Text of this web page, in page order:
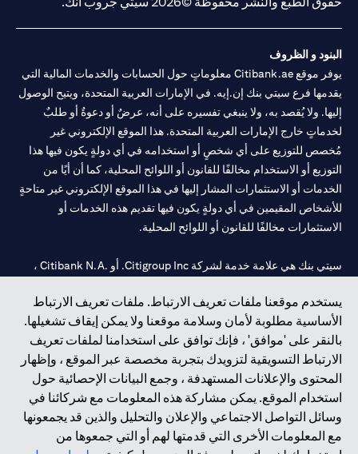
يستخدم موقعنا ملفات تعريف الارتباط. ملفات تعريف الارتباط
الأساسية مطلوبة لأمان وسلامة موقعنا ولا يمكن إيقاف تشغيلها.
بالنقر على 'موافق' ، فإنك توافق على استخدامنا لملفات تعريف
الارتباط التسويقية لتزويدك بتجربة مخصصة عبر الموقع ، وإظهار
المحتوى والإعلانات المستهدفة ، وجمع البيانات الإحصائية حول
استخدام الموقع. يمكن مشاركة هذه المعلومات مع شركائنا في
وسائل التواصل الاجتماعي والإعلان والتحليل والذين قد يجمعونها
مع المعلومات الأخرى التي قدمتها لهم أو التي جمعوها من
البنود و الظروف
يوفر موقع Citibank.ae معلوماتٍ حول الحسابات والخدمات المالية التي
يقدمها فرع سيتي بنك إن.إيه. في الإمارات العربية المتحدة، ويتيح الوصول
إليها. ولا يُقصد به، ولا ينبغي تفسيره على أنه، عرضٌ أو دعوةٌ أو طلبٌ
لخدماتٍ خارج الإمارات العربية المتحدة. هذا الموقع الإلكتروني غير
مُخصص للتوزيع على أي شخصٍ أو استخدامه في أي دولةٍ يكون فيها هذا
التوزيع أو الاستخدام مخالفًا للقانون أو اللوائح المحلية، كما أن أيًا من
الخدمات أو الاستثمارات المشار إليها في هذا الموقع الإلكتروني غير متاحةٍ
للأشخاص المقيمين في أي دولةٍ يكون فيها تقديم هذه الخدمات أو
الاستثمارات مخالفًا للقانون أو اللوائح المحلية.
سيتي بنك هي علامة خدمة لشركة Citigroup Inc. أو .Citibank N.A ،
سيتي بنك إن. إيه. الإمارات مسجل لدى مصرف الإمارات المركزي تحت
أرقام التراخيص 202563 لفرع الوصل في دبي، 531989 لفرع مول
الإمارات في دبي، و CN-1002019 لفرع أبوظبي. هاتف: 4000 311 04.
فرع سيتي بنك إن إيه - الإمارات العربية المتحدة مرخص من مصرف
الإمارات العربية المتحدة المركزي كفرع لبنك أجنبي.
سيتي بنك إن إيه الإمارات العربية المتحدة مرخص من هيئة الأوراق المالية
والسلع في الإمارات العربية المتحدة ("SCA") للقيام بالنشاط المالي لـ أ)